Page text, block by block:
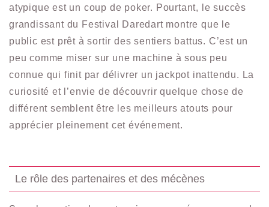
atypique est un coup de poker. Pourtant, le succès
grandissant du Festival Daredart montre que le
public est prêt à sortir des sentiers battus. C’est un
peu comme miser sur une machine à sous peu
connue qui finit par délivrer un jackpot inattendu. La
curiosité et l’envie de découvrir quelque chose de
différent semblent être les meilleurs atouts pour
apprécier pleinement cet événement.
Le rôle des partenaires et des mécènes